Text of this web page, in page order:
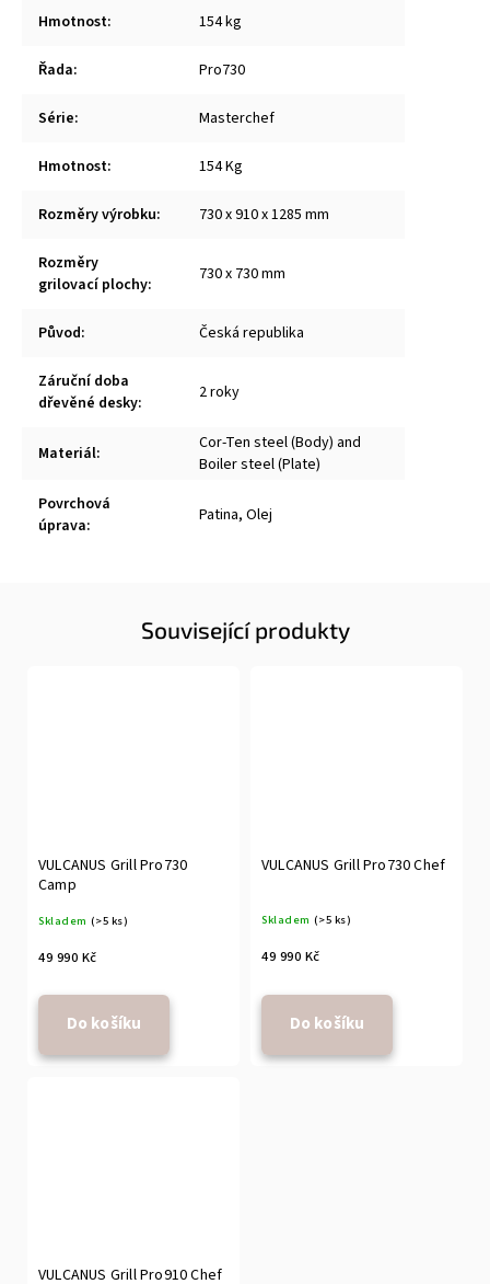
Hmotnost: 154 kg
Řada: Pro730
Série: Masterchef
Hmotnost: 154 Kg
Rozměry výrobku: 730 x 910 x 1285 mm
Rozměry
grilovací plochy: 730 x 730 mm
Původ: Česká republika
Záruční doba
dřevěné desky: 2 roky
Materiál:
Cor-Ten steel (Body) and
Boiler steel (Plate)
Povrchová
úprava: Patina, Olej
Související produkty
VULCANUS Grill Pro730
Camp
Skladem (>5 ks)
49 990 Kč
Do košíku
VULCANUS Grill Pro730 Chef
Skladem (>5 ks)
49 990 Kč
Do košíku
VULCANUS Grill Pro910 Chef